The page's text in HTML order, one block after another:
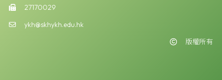
27170029
ykh@skhykh.edu.hk
版權所有